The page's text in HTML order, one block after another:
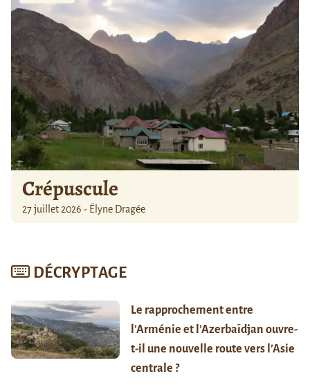
Crépuscule
27 juillet 2026 - Élyne Dragée
DÉCRYPTAGE
Le rapprochement entre
l’Arménie et l’Azerbaïdjan ouvre-
t-il une nouvelle route vers l’Asie
centrale ?